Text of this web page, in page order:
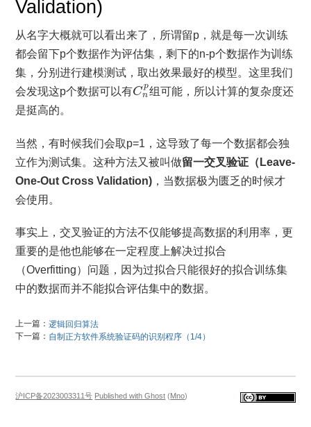
Validation)
从名字大概就可以看出来了，所谓留p，就是每一次训练
都会留下p个数据作为评估集，剩下的n-p个数据作为训练
集，分别进行建模测试，取出效果最好的模型。这里我们
会发现这p个数据可以有Cp
n
Cnp
组可能，所以计算的复杂度还
是挺高的。
当然，有时候我们会取p=1，这导致了每一个数据都会独
立作为测试集。这种方法又被叫做留一交叉验证（Leave-
One-Out Cross Validation) ，当数据极为匮乏的时候才
会使用。
事实上，交叉验证的方法不仅能够提高数据的利用率，更
重要的是他也能够在一定程度上解决过拟合
（Overfitting）问题，因为过拟合只能很好的拟合训练集
中的数据而并不能拟合评估集中的数据。
上一篇：逻辑回归算法
下一篇： 自制正方软件系统验证码的识别程序（1/4）
沪ICP备2023003311号 Published with Ghost (Mno)